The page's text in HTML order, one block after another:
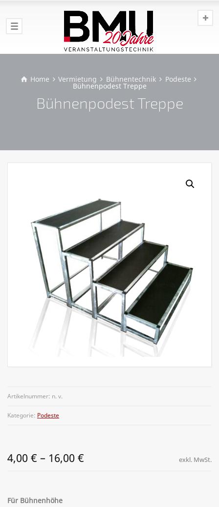
Home Vermietung Bühnentechnik Podeste
Bühnenpodest Treppe
Bühnenpodest Treppe
Artikelnummer: n. v.
Kategorie: Podeste
4,00 € – 16,00 € exkl. MwSt.
Für Bühnenhöhe